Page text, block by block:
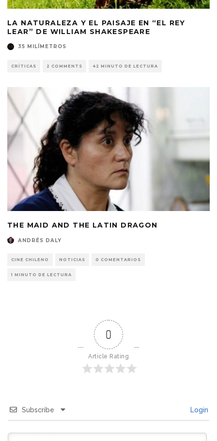
LA NATURALEZA Y EL PAISAJE EN “EL REY
LEAR” DE WILLIAM SHAKESPEARE
35 MILÍMETROS
CRÍTICAS 2 COMMENTS 42 MINUTO DE LECTURA
THE MAID AND THE LATIN DRAGON
ANDRÉS DALY
CINE CHILENO NOTICIAS 0 COMENTARIOS
1 MINUTO DE LECTURA
0
Article Rating
Subscribe Login